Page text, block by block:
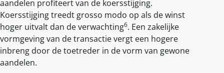
aandelen profiteert van de koersstijging.
Koersstijging treedt grosso modo op als de winst
hoger uitvalt dan de verwachting6. Een zakelijke
vormgeving van de transactie vergt een hogere
inbreng door de toetreder in de vorm van gewone
aandelen.